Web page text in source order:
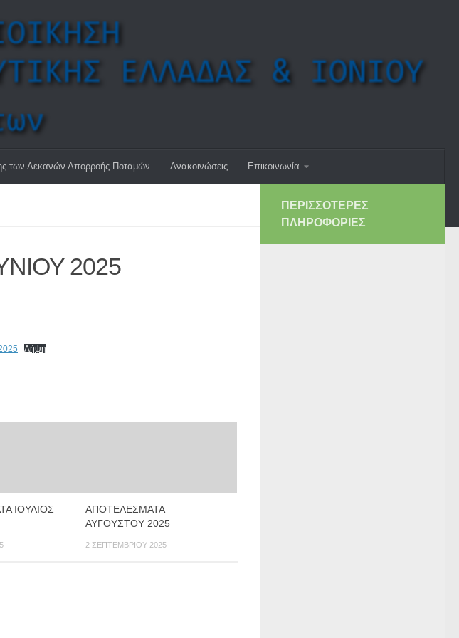
των Λεκανών Απορροής Ποταμών Ανακοινώσεις Επικοινωνία
2025
Λήψη
ΙΟΥΛΙΟΣ
ΑΠΟΤΕΛΕΣΜΑΤΑ
ΑΥΓΟΥΣΤΟΥ 2025
2 ΣΕΠΤΕΜΒΡΊΟΥ 2025
ΠΕΡΙΣΣΌΤΕΡΕΣ
ΠΛΗΡΟΦΟΡΊΕΣ